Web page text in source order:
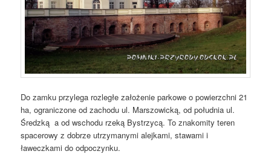
Do zamku przylega rozległe założenie parkowe o powierzchni 21
ha, ograniczone od zachodu ul. Marszowicką, od południa ul.
Średzką a od wschodu rzeką Bystrzycą. To znakomity teren
spacerowy z dobrze utrzymanymi alejkami, stawami i
ławeczkami do odpoczynku.